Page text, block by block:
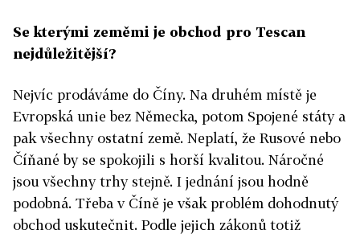
Se kterými zeměmi je obchod pro Tescan
nejdůležitější?
Nejvíc prodáváme do Číny. Na druhém místě je
Evropská unie bez Německa, potom Spojené státy a
pak všechny ostatní země. Neplatí, že Rusové nebo
Číňané by se spokojili s horší kvalitou. Náročné
jsou všechny trhy stejně. I jednání jsou hodně
podobná. Třeba v Číně je však problém dohodnutý
obchod uskutečnit. Podle jejich zákonů totiž